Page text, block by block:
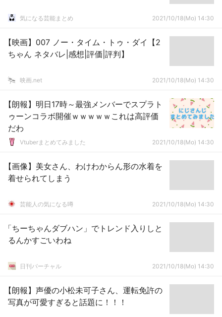
気になる芸能まとめ 2021/10/18(Mo) 14:30
【映画】007 ノー・タイム・トゥ・ダイ【2
ちゃん ネタバレ|感想|評価|評判】
映画.net 2021/10/18(Mo) 14:30
【朗報】明日17時～最強メンバーでスプラト
ゥーンコラボ開催ｗｗｗｗｗこれは高評価
だわ
Vtuberまとめてみました 2021/10/18(Mo) 14:30
【画像】美女さん、わけわからん形の水着を
着せられてしまう
芸能人の気になる噂 2021/10/18(Mo) 14:30
「ちーちゃんダブハン」でトレンド入りしと
るんかすごいわね
日刊バーチャル 2021/10/18(Mo) 14:30
【朗報】声優の小松未可子さん、運転免許の
写真が可愛すぎると話題に！！！